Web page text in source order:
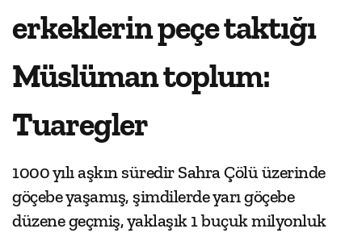
erkeklerin peçe taktığı
Müslüman toplum:
Tuaregler
1000 yılı aşkın süredir Sahra Çölü üzerinde
göçebe yaşamış, şimdilerde yarı göçebe
düzene geçmiş, yaklaşık 1 buçuk milyonluk